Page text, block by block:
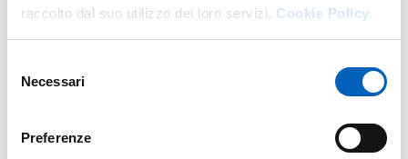
raccolto dal suo utilizzo dei loro servizi. Cookie Policy.
delNecessari
Preferenze
Contatti